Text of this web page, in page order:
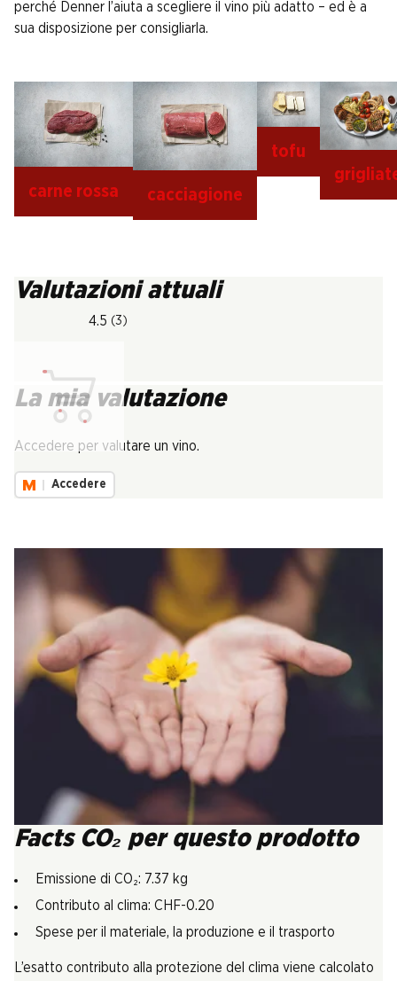
perché Denner l’aiuta a scegliere il vino più adatto – ed è a
sua disposizione per consigliarla.
carne rossa cacciagione
tofu
Valutazioni attuali
4.5 (3)
La mia valutazione
Accedere per valutare un vino.
Accedere
Facts CO₂ per questo prodotto
Emissione di CO₂: 7.37 kg
Contributo al clima: CHF-0.20
Spese per il materiale, la produzione e il trasporto
L’esatto contributo alla protezione del clima viene calcolato